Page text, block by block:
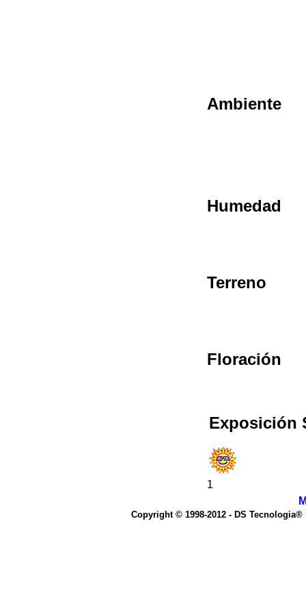
Ambiente
Humedad
Terreno
Floración
Exposición
1
Copyright © 1998-2012 - DS Tecnologia®